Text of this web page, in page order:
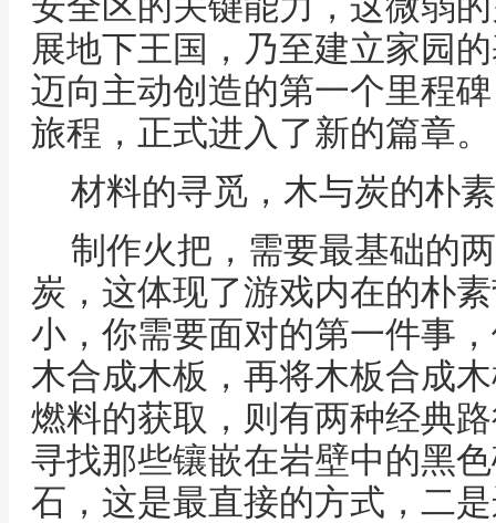
展地下王国，乃至建立家园
迈向主动创造的第一个里程
旅程，正式进入了新的篇章。
材料的寻觅，木与炭的朴
制作火把，需要最基础的
炭，这体现了游戏内在的朴
小，你需要面对的第一件事
木合成木板，再将木板合成
燃料的获取，则有两种经典
寻找那些镶嵌在岩壁中的黑
石，这是最直接的方式，二